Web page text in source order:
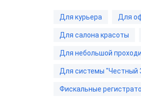
Для курьера Для
Для салона красоты
Для небольшой
Для системы "Честный
Фискальные